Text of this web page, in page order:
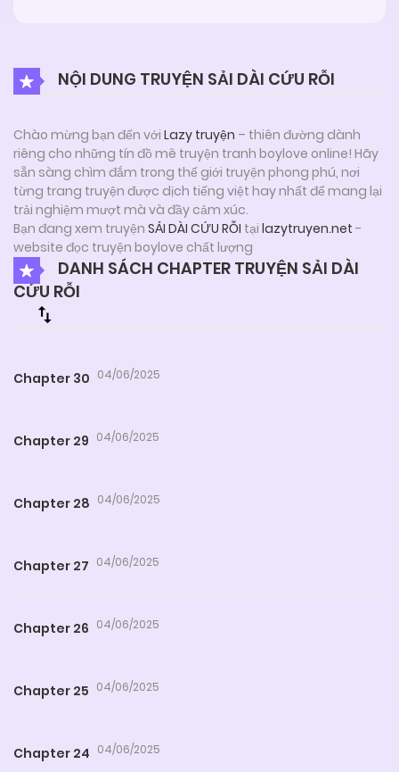
NỘI DUNG TRUYỆN SẢI DÀI CỨU RỖI
Chào mừng bạn đến với Lazy truyện – thiên đường dành
riêng cho những tín đồ mê truyện tranh boylove online! Hãy
sẵn sàng chìm đắm trong thế giới truyện phong phú, nơi
từng trang truyện được dịch tiếng việt hay nhất để mang lại
trải nghiệm mượt mà và đầy cảm xúc.
Bạn đang xem truyện SẢI DÀI CỨU RỖI tại lazytruyen.net -
website đọc truyện boylove chất lượng
DANH SÁCH CHAPTER TRUYỆN SẢI DÀI
CỨU RỖI
Chapter 30 04/06/2025
Chapter 29 04/06/2025
Chapter 28 04/06/2025
Chapter 27 04/06/2025
Chapter 26 04/06/2025
Chapter 25 04/06/2025
Chapter 24 04/06/2025